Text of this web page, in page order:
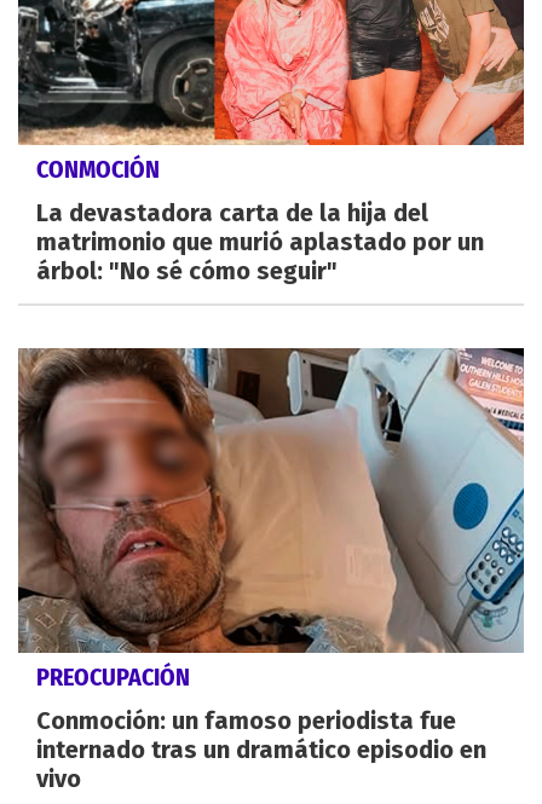
CONMOCIÓN
La devastadora carta de la hija del
matrimonio que murió aplastado por un
árbol: "No sé cómo seguir"
PREOCUPACIÓN
Conmoción: un famoso periodista fue
internado tras un dramático episodio en
vivo